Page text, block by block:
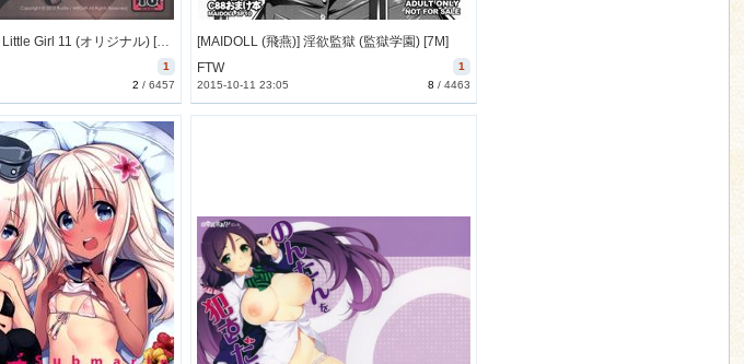
[Mieow (らする)] Little Girl 11 (オリジナル) [182M]
1
2 /6457
[MAIDOLL (飛燕)] 淫欲監獄 (監獄学園) [7M]
1
FTW
8 /4463
2015-10-11 23:05